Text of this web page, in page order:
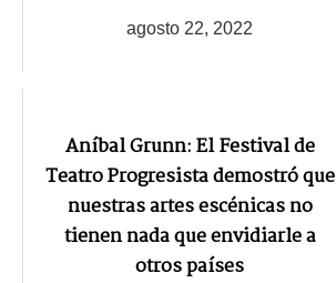
agosto 22, 2022
Aníbal Grunn: El Festival de
Teatro Progresista demostró que
nuestras artes escénicas no
tienen nada que envidiarle a
otros países